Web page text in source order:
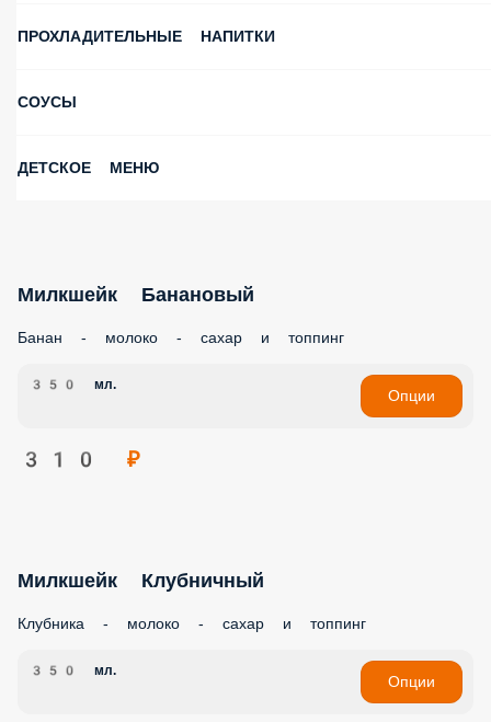
ПРОХЛАДИТЕЛЬНЫЕ НАПИТКИ
СОУСЫ
ДЕТСКОЕ МЕНЮ
Милкшейк Банановый
Банан - молоко - сахар и топпинг
350 мл.
Опции
310 ₽
Милкшейк Клубничный
Клубника - молоко - сахар и топпинг
350 мл.
Опции